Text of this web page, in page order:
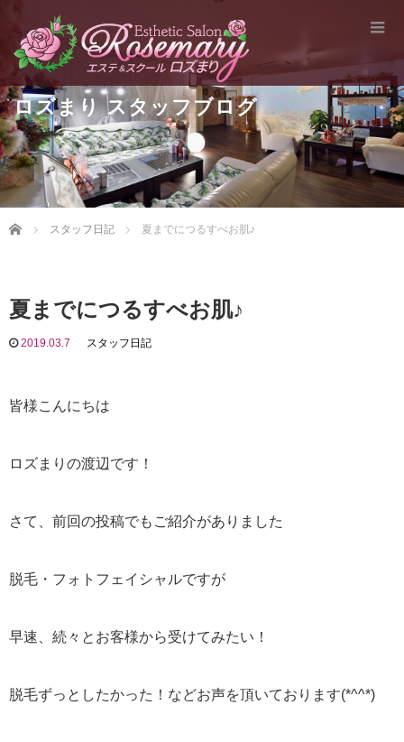
ロズまり スタッフブログ
Home スタッフ日記 夏までにつるすべお肌♪
夏までにつるすべお肌♪
2019.03.7 スタッフ日記
皆様こんにちは
ロズまりの渡辺です！
さて、前回の投稿でもご紹介がありました
脱毛・フォトフェイシャルですが
早速、続々とお客様から受けてみたい！
脱毛ずっとしたかった！などお声を頂いております(*^^*)